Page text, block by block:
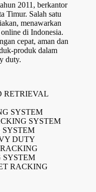
2011, berkantor
Timur. Salah satu
menawarkan
di Indonesia.
cepat, aman dan
produk dalam
duty.
RETRIEVAL
SYSTEM
SYSTEM
DUTY
SYSTEM
RACKING